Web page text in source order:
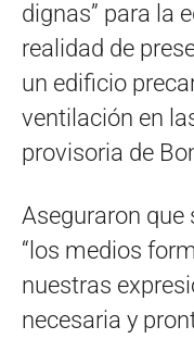
dignas” para la
realidad de
un edificio
ventilación en
provisoria de
Aseguraron que
“los medios
nuestras
necesaria y